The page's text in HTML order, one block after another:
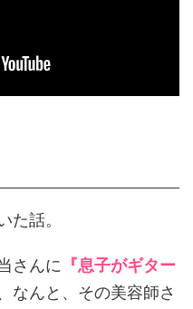
た話。
さんに 『息子がギター
なんと、その美容師さ